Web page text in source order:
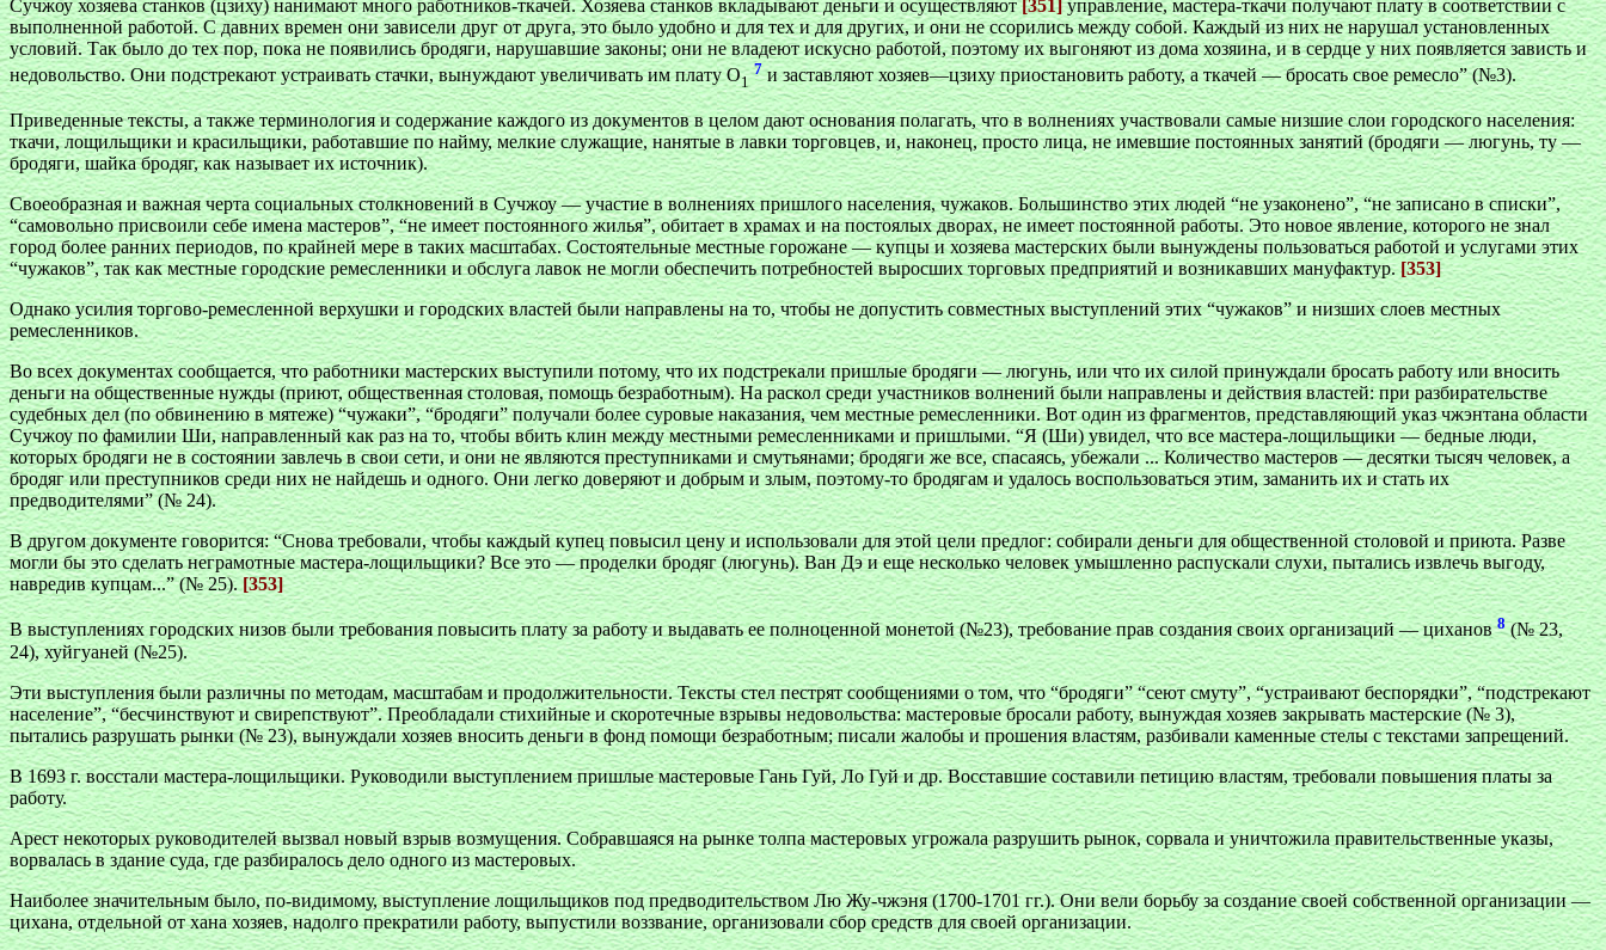
Сучжоу хозяева станков (цзиху) нанимают много работников-ткачей. Хозяева станков вкладывают деньги и осуществляют[351]управление, мастера-ткачи получают плату в соответствии с
выполненной работой. С давних времен они зависели друг от друга, это было удобно и для тех и для других, и они не ссорились между собой. Каждый из них не нарушал установленных
условий. Так было до тех пор, пока не появились бродяги, нарушавшие законы; они не владеют искусно работой, поэтому их выгоняют из дома хозяина, и в сердце у них появляется зависть и
недовольство. Они подстрекают устраивать стачки, вынуждают увеличивать им плату О1
7и заставляют хозяев—цзиху приостановить работу, а ткачей — бросать свое ремесло” (№3).
Приведенные тексты, а также терминология и содержание каждого из документов в целом дают основания полагать, что в волнениях участвовали самые низшие слои городского населения:
ткачи, лощильщики и красильщики, работавшие по найму, мелкие служащие, нанятые в лавки торговцев, и, наконец, просто лица, не имевшие постоянных занятий (бродяги — люгунь, ту —
бродяги, шайка бродяг, как называет их источник).
Своеобразная и важная черта социальных столкновений в Сучжоу — участие в волнениях пришлого населения, чужаков. Большинство этих людей “не узаконено”, “не записано в списки”,
“самовольно присвоили себе имена мастеров”, “не имеет постоянного жилья”, обитает в храмах и на постоялых дворах, не имеет постоянной работы. Это новое явление, которого не знал
город более ранних периодов, по крайней мере в таких масштабах. Состоятельные местные горожане — купцы и хозяева мастерских были вынуждены пользоваться работой и услугами этих
“чужаков”, так как местные городские ремесленники и обслуга лавок не могли обеспечить потребностей выросших торговых предприятий и возникавших мануфактур.[353]
Однако усилия торгово-ремесленной верхушки и городских властей были направлены на то, чтобы не допустить совместных выступлений этих “чужаков” и низших слоев местных
ремесленников.
Во всех документах сообщается, что работники мастерских выступили потому, что их подстрекали пришлые бродяги — люгунь, или что их силой принуждали бросать работу или вносить
деньги на общественные нужды (приют, общественная столовая, помощь безработным). На раскол среди участников волнений были направлены и действия властей: при разбирательстве
судебных дел (по обвинению в мятеже) “чужаки”, “бродяги” получали более суровые наказания, чем местные ремесленники. Вот один из фрагментов, представляющий указ чжэнтана области
Сучжоу по фамилии Ши, направленный как раз на то, чтобы вбить клин между местными ремесленниками и пришлыми. “Я (Ши) увидел, что все мастера-лощильщики — бедные люди,
которых бродяги не в состоянии завлечь в свои сети, и они не являются преступниками и смутьянами; бродяги же все, спасаясь, убежали ... Количество мастеров — десятки тысяч человек, а
бродяг или преступников среди них не найдешь и одного. Они легко доверяют и добрым и злым, поэтому-то бродягам и удалось воспользоваться этим, заманить их и стать их
предводителями” (№ 24).
В другом документе говорится: “Снова требовали, чтобы каждый купец повысил цену и использовали для этой цели предлог: собирали деньги для общественной столовой и приюта. Разве
могли бы это сделать неграмотные мастера-лощильщики? Все это — проделки бродяг (люгунь). Ван Дэ и еще несколько человек умышленно распускали слухи, пытались извлечь выгоду,
навредив купцам...” (№ 25).[353]
В выступлениях городских низов были требования повысить плату за работу и выдавать ее полноценной монетой (№23), требование прав создания своих организаций — циханов8(№ 23,
24), хуйгуаней (№25).
Эти выступления были различны по методам, масштабам и продолжительности. Тексты стел пестрят сообщениями о том, что “бродяги” “сеют смуту”, “устраивают беспорядки”, “подстрекают
население”, “бесчинствуют и свирепствуют”. Преобладали стихийные и скоротечные взрывы недовольства: мастеровые бросали работу, вынуждая хозяев закрывать мастерские (№ 3),
пытались разрушать рынки (№ 23), вынуждали хозяев вносить деньги в фонд помощи безработным; писали жалобы и прошения властям, разбивали каменные стелы с текстами запрещений.
В 1693 г. восстали мастера-лощильщики. Руководили выступлением пришлые мастеровые Гань Гуй, Ло Гуй и др. Восставшие составили петицию властям, требовали повышения платы за
работу.
Арест некоторых руководителей вызвал новый взрыв возмущения. Собравшаяся на рынке толпа мастеровых угрожала разрушить рынок, сорвала и уничтожила правительственные указы,
ворвалась в здание суда, где разбиралось дело одного из мастеровых.
Наиболее значительным было, по-видимому, выступление лощильщиков под предводительством Лю Жу-чжэня (1700-1701 гг.). Они вели борьбу за создание своей собственной организации —
цихана, отдельной от хана хозяев, надолго прекратили работу, выпустили воззвание, организовали сбор средств для своей организации.